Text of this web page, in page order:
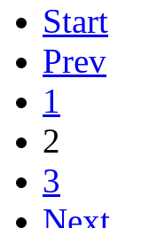
Start
Prev
1
2
3
Next